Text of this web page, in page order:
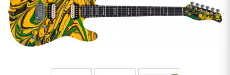
Home-studio
Hoofdtelefoon